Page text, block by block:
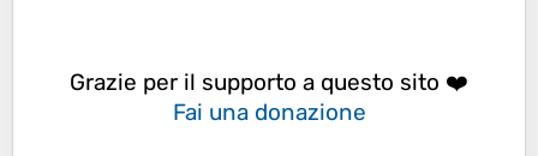
Grazie per il supporto a questo sito ❤️
Fai una donazione